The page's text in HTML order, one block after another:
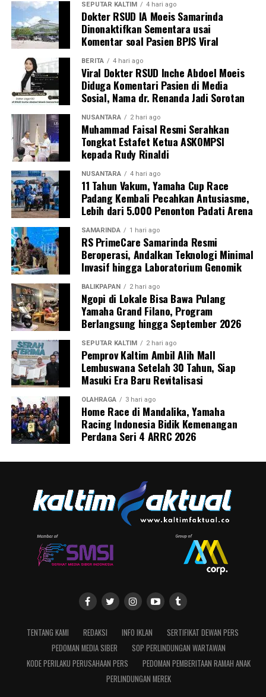
SEPUTAR KALTIM 4 hari ago
Dokter RSUD IA Moeis Samarinda
Dinonaktifkan Sementara usai
Komentar soal Pasien BPJS Viral
BERITA 4 hari ago
Viral Dokter RSUD Inche Abdoel Moeis
Diduga Komentari Pasien di Media
Sosial, Nama dr. Renanda Jadi Sorotan
NUSANTARA 2 hari ago
Muhammad Faisal Resmi Serahkan
Tongkat Estafet Ketua ASKOMPSI
kepada Rudy Rinaldi
NUSANTARA 4 hari ago
11 Tahun Vakum, Yamaha Cup Race
Padang Kembali Pecahkan Antusiasme,
Lebih dari 5.000 Penonton Padati Arena
SAMARINDA 1 hari ago
RS PrimeCare Samarinda Resmi
Beroperasi, Andalkan Teknologi Minimal
Invasif hingga Laboratorium Genomik
BALIKPAPAN 2 hari ago
Ngopi di Lokale Bisa Bawa Pulang
Yamaha Grand Filano, Program
Berlangsung hingga September 2026
SEPUTAR KALTIM 2 hari ago
Pemprov Kaltim Ambil Alih Mall
Lembuswana Setelah 30 Tahun, Siap
Masuki Era Baru Revitalisasi
OLAHRAGA 3 hari ago
Home Race di Mandalika, Yamaha
Racing Indonesia Bidik Kemenangan
Perdana Seri 4 ARRC 2026
TENTANG KAMI REDAKSI INFO IKLAN
SERTIFIKAT DEWAN PERS
PEDOMAN MEDIA SIBER
SOP PERLINDUNGAN WARTAWAN
KODE PERILAKU PERUSAHAAN PERS
PEDOMAN PEMBERITAAN RAMAH ANAK
PERLINDUNGAN MEREK